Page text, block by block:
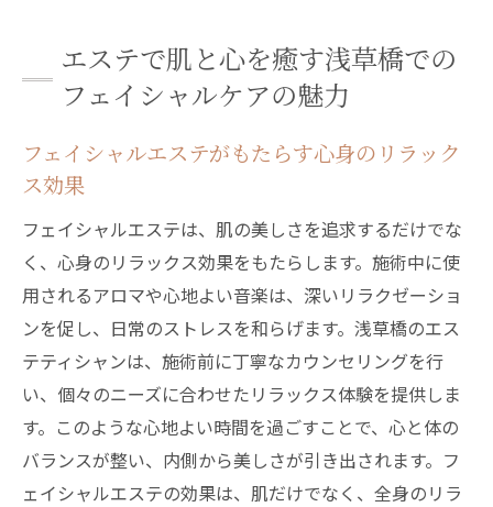
フェイシャル体験
個々のニーズに応えるオーダーメイドフェ
浅草橋のエステサロンで得られる美容と健
エステで心も体もリフレッシュする浅草橋
の魅力
浅草橋のエステで実感できる若返り効果とリラ
クゼーション
肌のハリを実感！浅草橋のエステで得られ
る若返り効果
エステがもたらすリラクゼーションとその
持続効果
エステで肌と心を癒す浅草橋での
フェイシャルケアの魅力
フェイシャルエステがもたらす心身のリラック
ス効果
フェイシャルエステは、肌の美しさを追求するだけでな
く、心身のリラックス効果をもたらします。施術中に使
用されるアロマや心地よい音楽は、深いリラクゼーショ
ンを促し、日常のストレスを和らげます。浅草橋のエス
テティシャンは、施術前に丁寧なカウンセリングを行
い、個々のニーズに合わせたリラックス体験を提供しま
す。このような心地よい時間を過ごすことで、心と体の
バランスが整い、内側から美しさが引き出されます。フ
ェイシャルエステの効果は、肌だけでなく、全身のリラ